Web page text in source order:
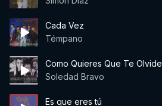
Cada Vez
Témpano
Como Quieres Que Te Olvide
Soledad Bravo
Es que eres tú